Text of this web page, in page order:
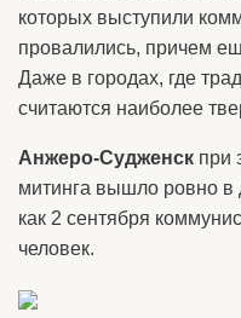
которых выступили
провалились, причем
Даже в городах, где
считаются наиболее
Анжеро-Судженск при
митинга вышло ровно в
как 2 сентября
человек.